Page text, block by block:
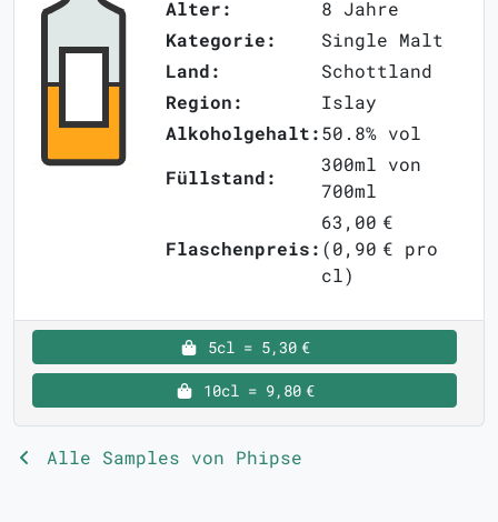
Alter:
8 Jahre
Kategorie:
Single Malt
Land:
Schottland
Region:
Islay
Alkoholgehalt:50.8% vol
Füllstand:
300ml von
700ml
Flaschenpreis:
63,00 €
(0,90 € pro
cl)
5cl = 5,30 €
10cl = 9,80 €
Alle Samples von Phipse